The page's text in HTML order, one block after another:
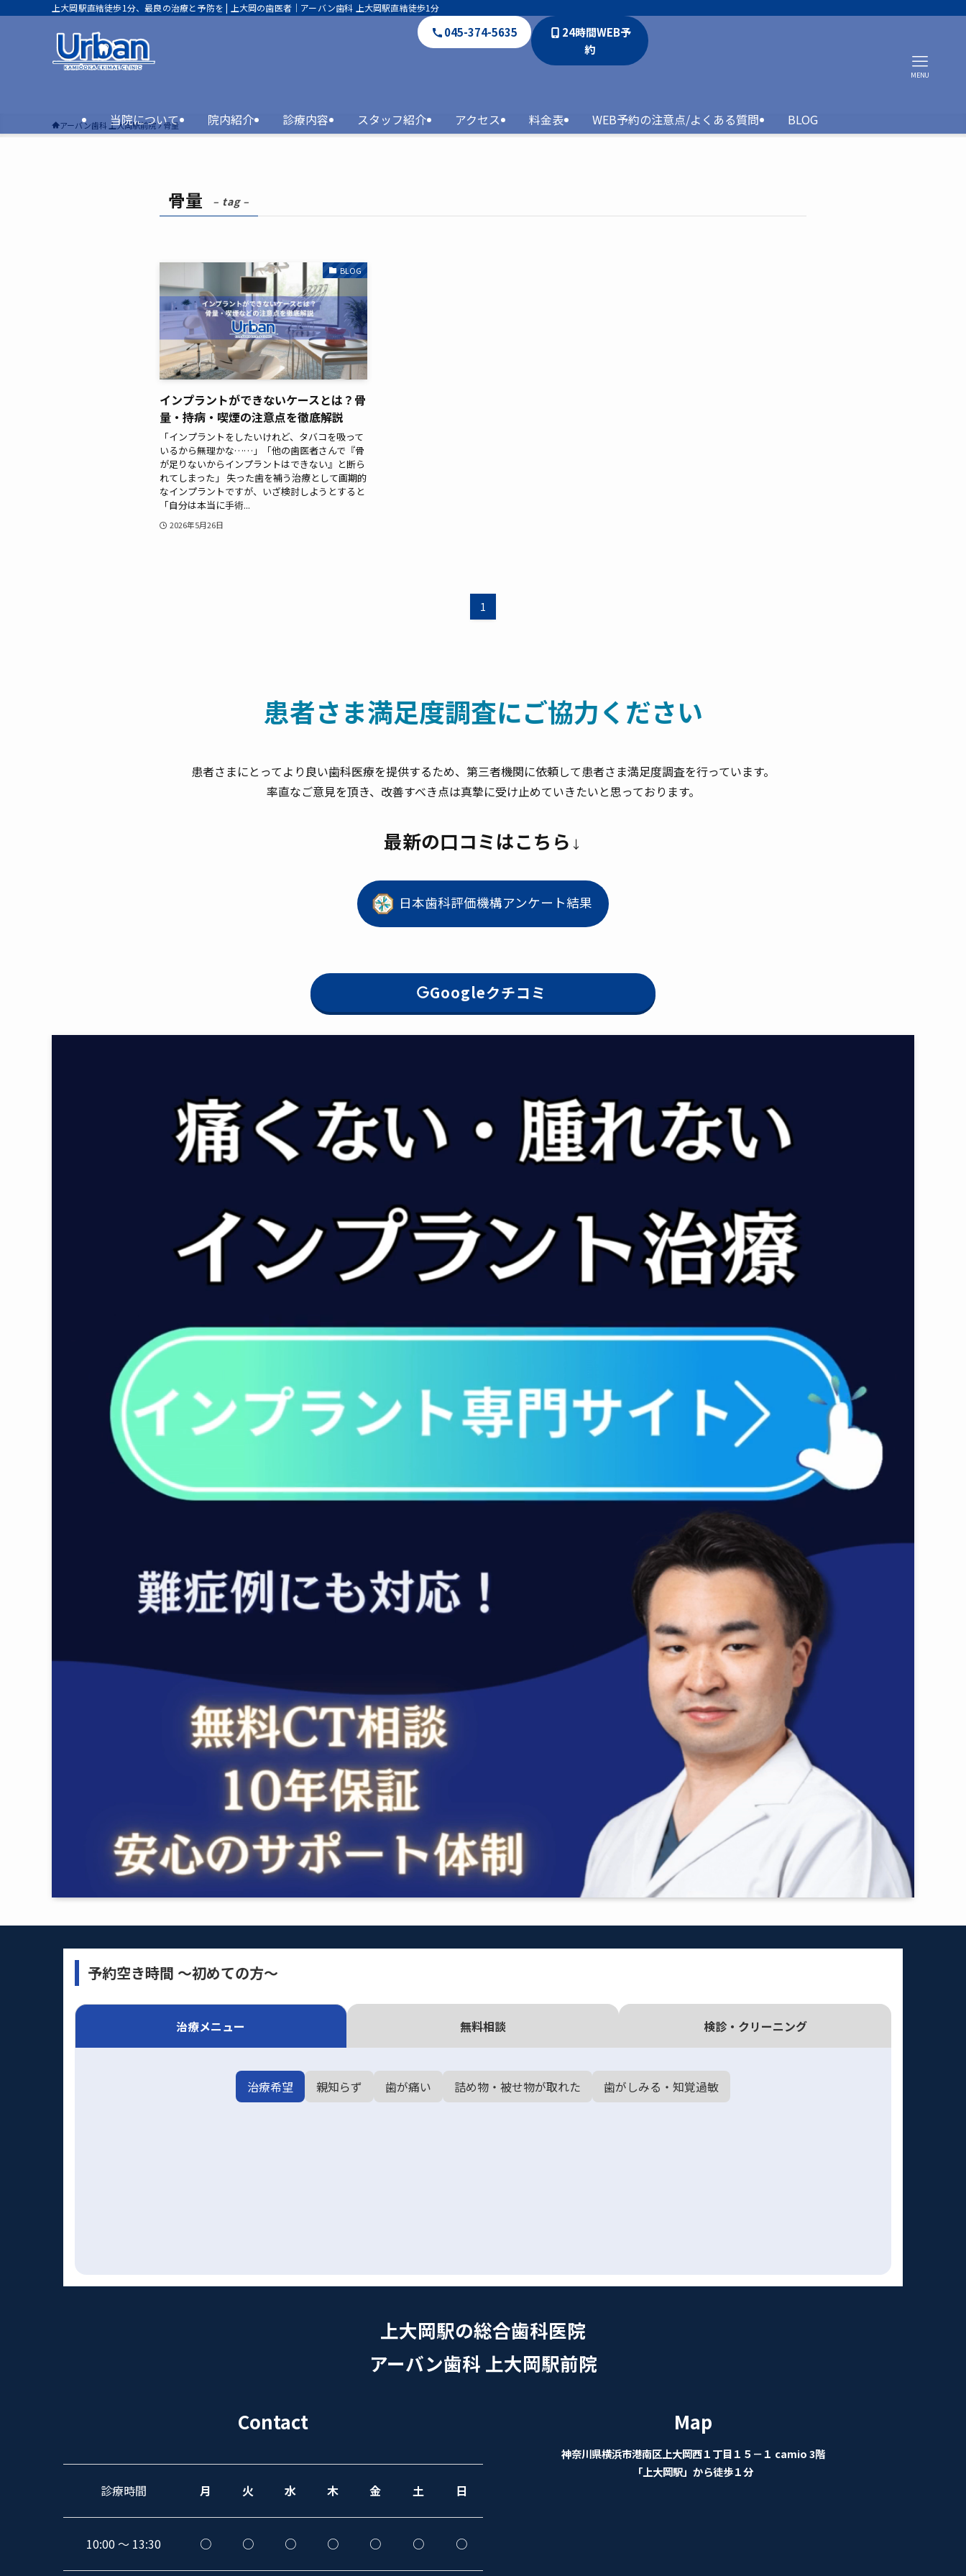
上大岡駅直結徒歩1分、最良の治療と予防を | 上大岡の歯医者｜アーバン歯科 上大岡駅直結徒歩1分
当院について 院内紹介 診療内容 スタッフ紹介 アクセス 料金表 WEB予約の注意点/よくある質問 BLOG
045-374-5635
24時間WEB予
約
MENU
アーバン歯科 上大岡駅前院 骨量
骨量 – tag –
BLOG
インプラントができないケースとは？骨
量・持病・喫煙の注意点を徹底解説
「インプラントをしたいけれど、タバコを吸って
いるから無理かな……」「他の歯医者さんで『骨
が足りないからインプラントはできない』と断ら
れてしまった」 失った歯を補う治療として画期的
なインプラントですが、いざ検討しようとすると
「自分は本当に手術...
2026年5月26日
1
患者さま満足度調査にご協力ください
患者さまにとってより良い歯科医療を提供するため、第三者機関に依頼して患者さま満足度調査を行っています。
率直なご意見を頂き、改善すべき点は真摯に受け止めていきたいと思っております。
最新の口コミはこちら ↓
日本歯科評価機構アンケート結果
Googleクチコミ
予約空き時間 〜初めての方〜
治療メニュー 無料相談 検診・ クリーニング
治療希望 親知らず 歯が痛い 詰め物・被せ物が取れた 歯がしみる・知覚過敏
上大岡駅の総合歯科医院
アーバン歯科 上大岡駅前院
Contact
診療時間 月 火 水 木 金 土 日
10:00 〜 13:30 ○ ○ ○ ○ ○ ○ ○
Map
神奈川県横浜市港南区上大岡西１丁目１５－１ camio 3階
「上大岡駅」から徒歩１分